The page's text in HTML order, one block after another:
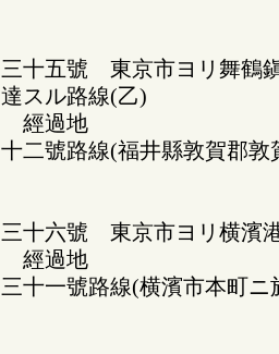
三十五號 東京市ヨリ舞鶴
達スル路線(乙)
經過地
十二號路線(福井縣敦賀郡敦
三十六號 東京市ヨリ横濱
經過地
三十一號路線(横濱市本町ニ